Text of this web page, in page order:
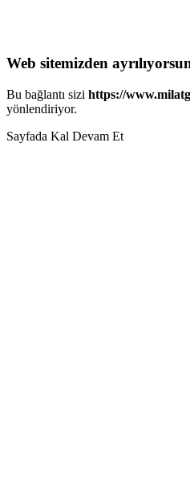
Web sitemizden
Bu bağlantı sizi https://
yönlendiriyor.
Sayfada Kal Devam Et